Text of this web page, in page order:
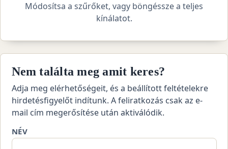
Módosítsa a szűrőket, vagy böngéssze a teljes
kínálatot.
Nem találta meg amit keres?
Adja meg elérhetőségeit, és a beállított feltételekre
hirdetésfigyelőt indítunk. A feliratkozás csak az e-
mail cím megerősítése után aktiválódik.
NÉV